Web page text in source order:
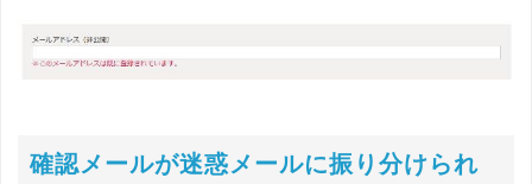
確認メールが迷惑メールに振り分けられ